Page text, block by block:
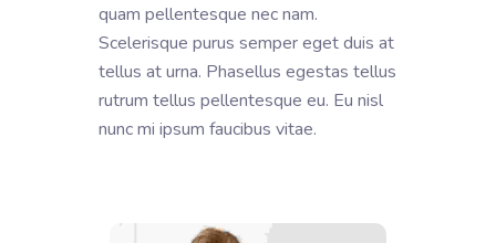
quam pellentesque nec nam.
Scelerisque purus semper eget duis at
tellus at urna. Phasellus egestas tellus
rutrum tellus pellentesque eu. Eu nisl
nunc mi ipsum faucibus vitae.